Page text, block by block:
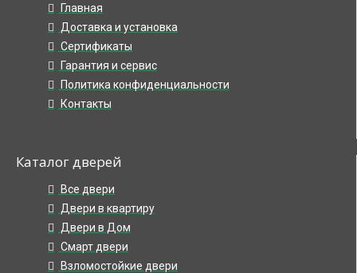
Главная
Доставка и установка
Сертификаты
Гарантия и сервис
Политика конфиденциальности
Контакты
Каталог дверей
Все двери
Двери в квартиру
Двери в Дом
Смарт двери
Взломостойкие двери